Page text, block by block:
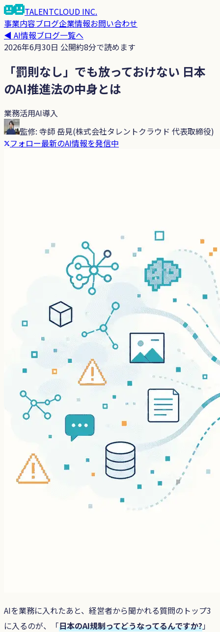
TALENTCLOUD INC.
事業内容ブログ企業情報お問い合わせ
◀ AI情報ブログ一覧へ
2026年6月30日 公開約8分で読めます
「罰則なし」でも放っておけない 日本
のAI推進法の中身とは
業務活用AI導入
監修: 寺師 岳見(株式会社タレントクラウド 代表取締役)
フォロー最新のAI情報を発信中
AIを業務に入れたあと、経営者から聞かれる質問のトップ3
に入るのが、「日本のAI規制ってどうなってるんですか?」